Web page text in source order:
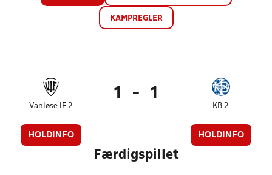
KAMPREGLER
Vanløse IF 2
HOLDINFO
1 - 1
KB 2
HOLDINFO
Færdigspillet